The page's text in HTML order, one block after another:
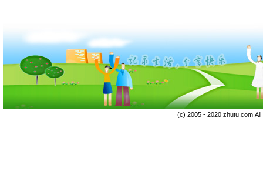
(c) 2005 - 2020